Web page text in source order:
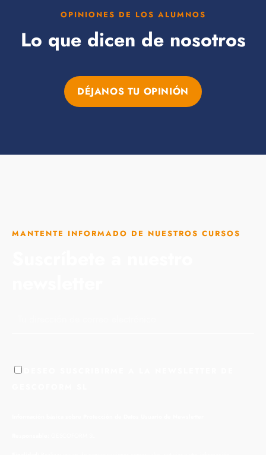
OPINIONES DE LOS ALUMNOS
Lo que dicen de nosotros
DÉJANOS TU OPINIÓN
MANTENTE INFORMADO DE NUESTROS CURSOS